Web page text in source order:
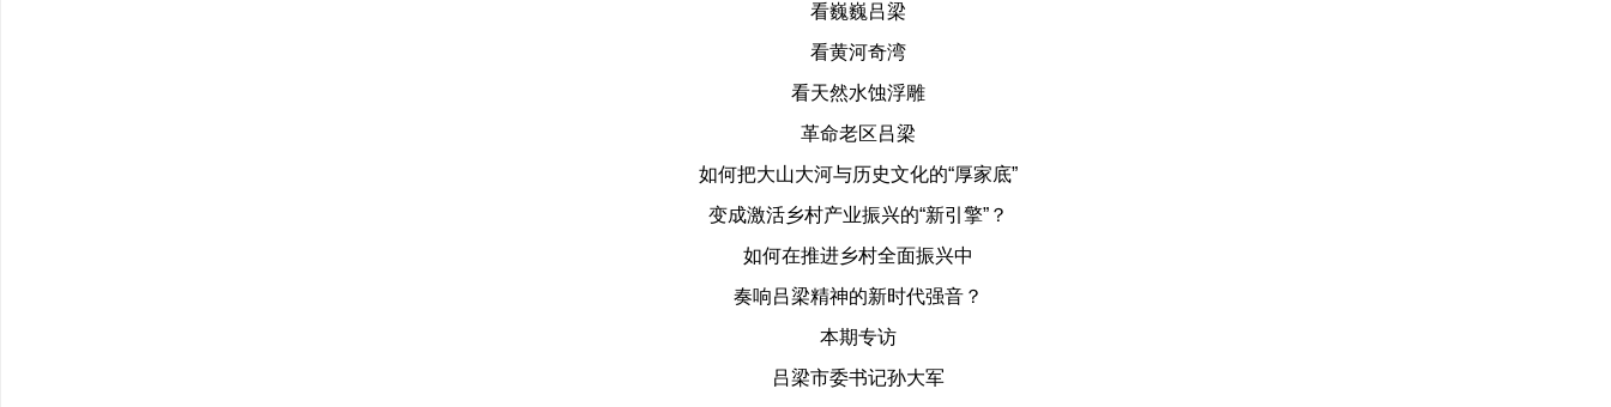
看巍巍吕梁
看黄河奇湾
看天然水蚀浮雕
革命老区吕梁
如何把大山大河与历史文化的“厚家底”
变成激活乡村产业振兴的“新引擎”？
如何在推进乡村全面振兴中
奏响吕梁精神的新时代强音？
本期专访
吕梁市委书记孙大军